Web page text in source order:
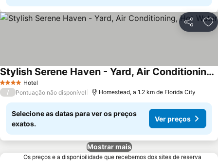
Partilhar
4 EstrelasHotel
Stylish Serene Haven - Yard, Air Conditioning, Hot Water
Ver preços
/ Pontuação não disponível Homestead, a 1.2 km de Florida City
Selecione as datas para ver os preços
exatos.
Ver preços
Mostrar mais
Os preços e a disponibilidade que recebemos dos sites de reserva